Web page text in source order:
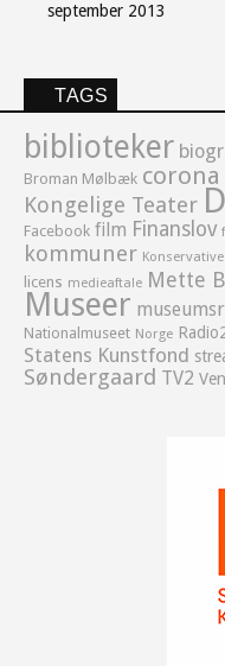
september 2013
TAGS
biblioteker
Broman Mølbæk corona
Kongelige Teater
Facebook film Finanslov
kommuner Konservative
licens medieaftale Mette
Museer
Nationalmuseet Norge
Statens Kunstfond
Søndergaard TV2